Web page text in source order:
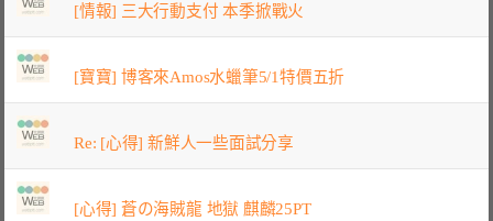
[情報] 三大行動支付 本季掀戰火
[寶寶] 博客來Amos水蠟筆5/1特價五折
Re: [心得] 新鮮人一些面試分享
[心得] 蒼の海賊龍 地獄 麒麟25PT